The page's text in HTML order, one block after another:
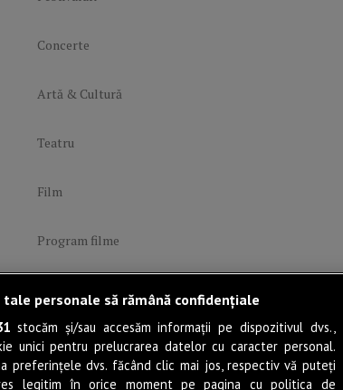
Concerte
Artă & Cultură
Teatru
Film
Program filme
PoveștiDeSucces
tale personale să rămână confidențiale
stocăm și/sau accesăm informații pe dispozitivul dvs.,
unici pentru prelucrarea datelor cu caracter personal.
preferințele dvs. făcând clic mai jos, respectiv vă puteți
legitim în orice moment pe pagina cu politica de